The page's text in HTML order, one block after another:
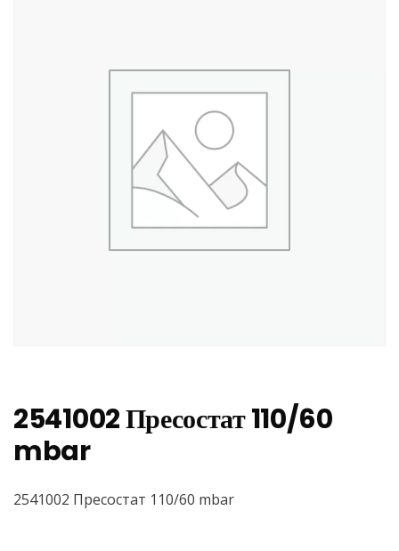
2541002 Пресостат 110/60
mbar
2541002 Пресостат 110/60 mbar